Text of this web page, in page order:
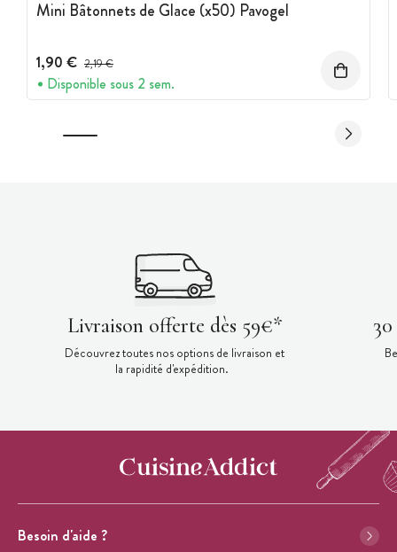
Mini Bâtonnets de Glace (x50) Pavogel
1,90 € Prix avant réduction :
2,19 €
Disponible sous 2 sem.
Livraison offerte dès 59€*
Découvrez toutes nos options de livraison et
la rapidité d'expédition.
Besoin d'aide ?